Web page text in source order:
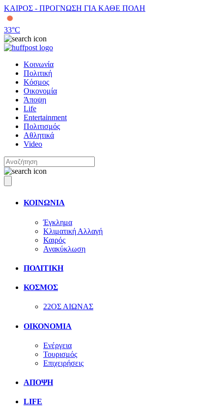
ΚΑΙΡΟΣ - ΠΡΟΓΝΩΣΗ ΓΙΑ ΚΑΘΕ ΠΟΛΗ
33°C
Κοινωνία
Πολιτική
Κόσμος
Οικονομία
Άποψη
Life
Entertainment
Πολιτισμός
Αθλητικά
Video
ΚΟΙΝΩΝΙΑ
Έγκλημα
Κλιματική Αλλαγή
Καιρός
Ανακύκλωση
ΠΟΛΙΤΙΚΗ
ΚΟΣΜΟΣ
22ΟΣ ΑΙΩΝΑΣ
ΟΙΚΟΝΟΜΙΑ
Ενέργεια
Τουρισμός
Επιχειρήσεις
ΑΠΟΨΗ
LIFE